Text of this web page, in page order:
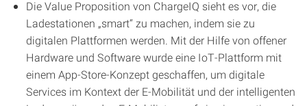
Die Value Proposition von ChargeIQ sieht es vor, die
Ladestationen „smart“ zu machen, indem sie zu
digitalen Plattformen werden. Mit der Hilfe von offener
Hardware und Software wurde eine IoT-Plattform mit
einem App-Store-Konzept geschaffen, um digitale
Services im Kontext der E-Mobilität und der intelligenten